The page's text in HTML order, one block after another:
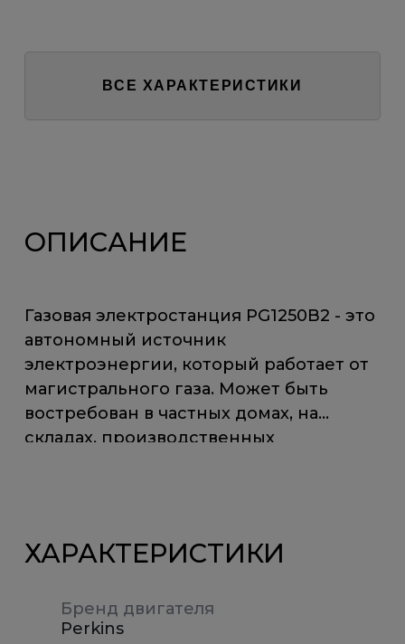
ВСЕ ХАРАКТЕРИСТИКИ
ОПИСАНИЕ
Газовая электростанция PG1250B2 - это
автономный источник
электроэнергии, который работает от
магистрального газа. Может быть
востребован в частных домах, на
складах, производственных
надежным.
Газопоршневые электростанции
поставляются как в составе решений
ХАРАКТЕРИСТИКИ
Бренд двигателя
Perkins